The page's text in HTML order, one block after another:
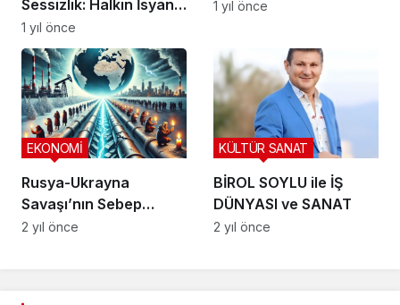
Sessizlik: Halkın İsyanı
Geri Sayımda
1 yıl önce
1 yıl önce
Rusya-Ukrayna
Savaşı’nın Sebep
Olduğu Enerji Krizi
EKONOMİ
2 yıl önce
BİROL SOYLU ile İŞ
DÜNYASI ve SANAT
KÜLTÜR SANAT
2 yıl önce